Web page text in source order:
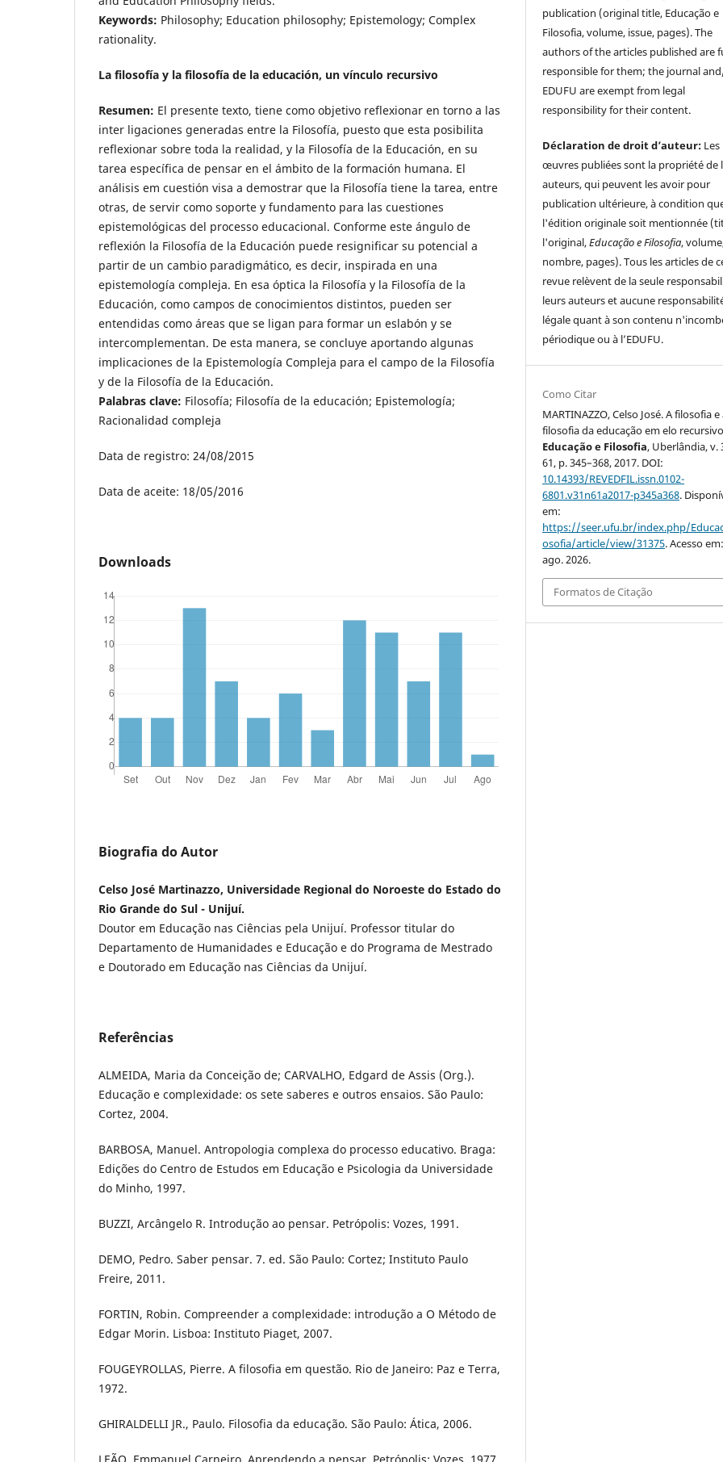
Keywords: Philosophy; Education philosophy; Epistemology; Complex
rationality.
La filosofía y la filosofía de la educación, un vínculo recursivo
Resumen: El presente texto, tiene como objetivo reflexionar en torno a las
inter ligaciones generadas entre la Filosofía, puesto que esta posibilita
reflexionar sobre toda la realidad, y la Filosofía de la Educación, en su
tarea específica de pensar en el ámbito de la formación humana. El
análisis em cuestión visa a demostrar que la Filosofía tiene la tarea, entre
otras, de servir como soporte y fundamento para las cuestiones
epistemológicas del processo educacional. Conforme este ángulo de
reflexión la Filosofía de la Educación puede resignificar su potencial a
partir de un cambio paradigmático, es decir, inspirada en una
epistemología compleja. En esa óptica la Filosofía y la Filosofía de la
Educación, como campos de conocimientos distintos, pueden ser
entendidas como áreas que se ligan para formar un eslabón y se
intercomplementan. De esta manera, se concluye aportando algunas
implicaciones de la Epistemología Compleja para el campo de la Filosofía
y de la Filosofía de la Educación.
Palabras clave: Filosofía; Filosofía de la educación; Epistemología;
Racionalidad compleja
Data de registro: 24/08/2015
Data de aceite: 18/05/2016
Downloads
Biografia do Autor
Celso José Martinazzo, Universidade Regional do Noroeste do Estado do
Rio Grande do Sul - Unijuí.
Doutor em Educação nas Ciências pela Unijuí. Professor titular do
Departamento de Humanidades e Educação e do Programa de Mestrado
e Doutorado em Educação nas Ciências da Unijuí.
Referências
ALMEIDA, Maria da Conceição de; CARVALHO, Edgard de Assis (Org.).
Educação e complexidade: os sete saberes e outros ensaios. São Paulo:
Cortez, 2004.
BARBOSA, Manuel. Antropologia complexa do processo educativo. Braga:
Edições do Centro de Estudos em Educação e Psicologia da Universidade
do Minho, 1997.
BUZZI, Arcângelo R. Introdução ao pensar. Petrópolis: Vozes, 1991.
DEMO, Pedro. Saber pensar. 7. ed. São Paulo: Cortez; Instituto Paulo
Freire, 2011.
FORTIN, Robin. Compreender a complexidade: introdução a O Método de
Edgar Morin. Lisboa: Instituto Piaget, 2007.
FOUGEYROLLAS, Pierre. A filosofia em questão. Rio de Janeiro: Paz e Terra,
1972.
GHIRALDELLI JR., Paulo. Filosofia da educação. São Paulo: Ática, 2006.
publication (original title, Educação e
Filosofia, volume, issue, pages). The
authors of the articles published are
responsible for them; the journal
EDUFU are exempt from legal
responsibility for their content.
Déclaration de droit d’auteur: Les
œuvres publiées sont la propriété de
auteurs, qui peuvent les avoir pour
publication ultérieure, à condition
l'édition originale soit mentionnée
l'original,Educação e Filosofia,
nombre, pages). Tous les articles de
revue relèvent de la seule
leurs auteurs et aucune
légale quant à son contenu
périodique ou à l’EDUFU.
Como Citar
MARTINAZZO, Celso José. A filosofia e
filosofia da educação em elo
Educação e Filosofia, Uberlândia, v.
61, p. 345–368, 2017. DOI:
10.14393/REVEDFIL.issn.0102-
6801.v31n61a2017-p345a368.
em:
https://seer.ufu.br/index.php/
osofia/article/view/31375. Acesso
ago. 2026.
Formatos de Citação